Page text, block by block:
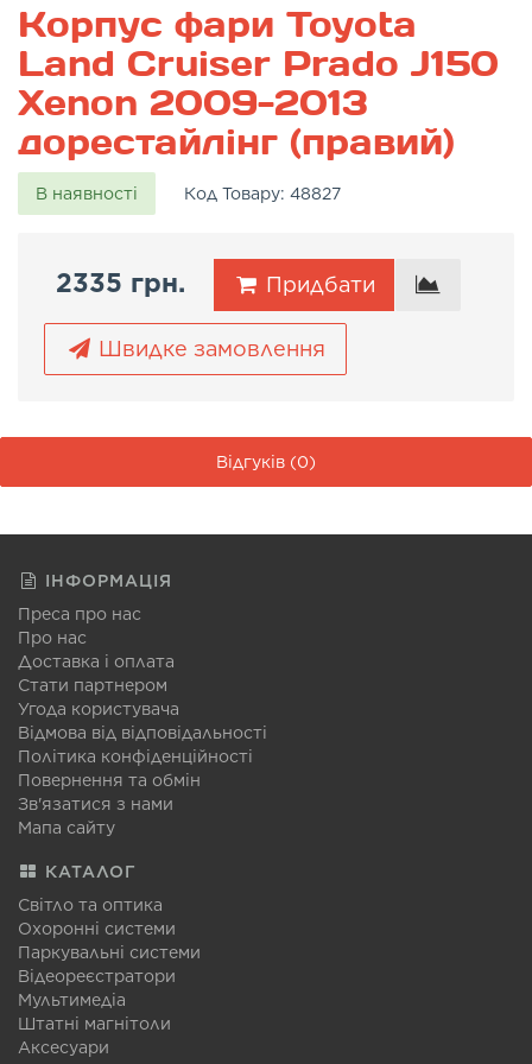
Корпус фари Toyota
Land Cruiser Prado J150
Xenon 2009-2013
дорестайлінг (правий)
В наявності Код Товару: 48827
2335 грн. Придбати
Швидке замовлення
Відгуків (0)
ІНФОРМАЦІЯ
Преса про нас
Про нас
Доставка і оплата
Стати партнером
Угода користувача
Відмова від відповідальності
Політика конфіденційності
Повернення та обмін
Зв'язатися з нами
Мапа сайту
КАТАЛОГ
Світло та оптика
Охоронні системи
Паркувальні системи
Відеореєстратори
Мультимедіа
Штатні магнітоли
Аксесуари